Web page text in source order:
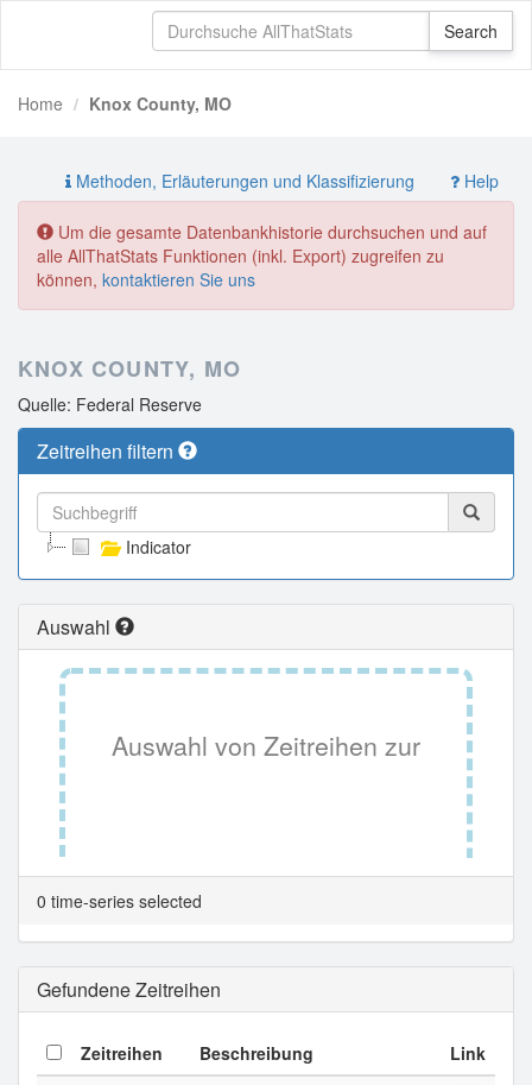
Home Knox County, MO
Methoden, Erläuterungen und Klassifizierung Help
Um die gesamte Datenbankhistorie durchsuchen und auf
alle AllThatStats Funktionen (inkl. Export) zugreifen zu
können, kontaktieren Sie uns
KNOX COUNTY, MO
Quelle: Federal Reserve
Zeitreihen filtern
Indicator
Auswahl
Auswahl von Zeitreihen zur
Tabellenansicht.
0 time-series selected
Gefundene Zeitreihen
Zeitreihen Beschreibung Link